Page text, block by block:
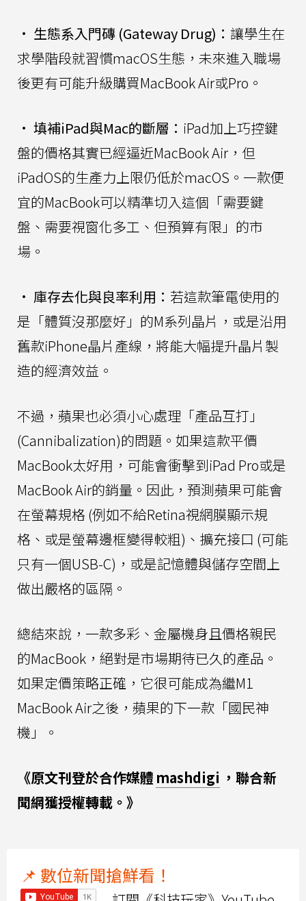
• 生態系入門磚 (Gateway Drug)： 讓學生在
求學階段就習慣macOS生態，未來進入職場
後更有可能升級購買MacBook Air或Pro。
• 填補iPad與Mac的斷層： iPad加上巧控鍵
盤的價格其實已經逼近MacBook Air，但
iPadOS的生產力上限仍低於macOS。一款便
宜的MacBook可以精準切入這個「需要鍵
盤、需要視窗化多工、但預算有限」的市
場。
• 庫存去化與良率利用： 若這款筆電使用的
是「體質沒那麼好」的M系列晶片，或是沿用
舊款iPhone晶片產線，將能大幅提升晶片製
造的經濟效益。
不過，蘋果也必須小心處理「產品互打」
(Cannibalization)的問題。如果這款平價
MacBook太好用，可能會衝擊到iPad Pro或是
MacBook Air的銷量。因此，預測蘋果可能會
在螢幕規格 (例如不給Retina視網膜顯示規
格、或是螢幕邊框變得較粗)、擴充接口 (可能
只有一個USB-C)，或是記憶體與儲存空間上
做出嚴格的區隔。
總結來說，一款多彩、金屬機身且價格親民
的MacBook，絕對是市場期待已久的產品。
如果定價策略正確，它很可能成為繼M1
MacBook Air之後，蘋果的下一款「國民神
機」。
《原文刊登於合作媒體 mashdigi ，聯合新
聞網獲授權轉載。》
📌 數位新聞搶鮮看！